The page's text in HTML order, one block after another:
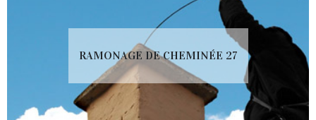
RAMONAGE DE CHEMINÉE 27